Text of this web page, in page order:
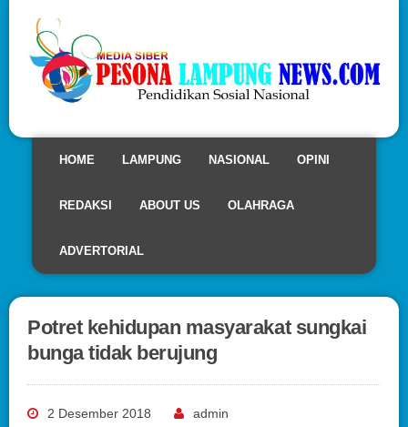
HOME LAMPUNG NASIONAL OPINI
REDAKSI ABOUT US OLAHRAGA
ADVERTORIAL
Potret kehidupan masyarakat sungkai
bunga tidak berujung
2 Desember 2018 admin